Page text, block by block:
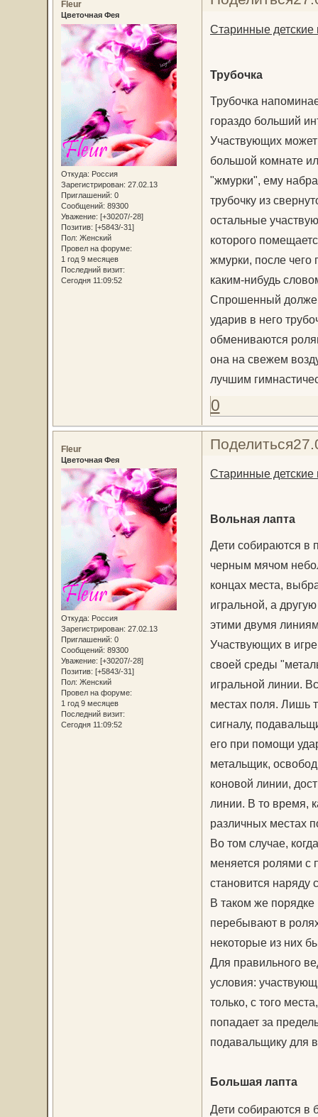
Fleur
Цветочная Фея
Откуда: Россия
Зарегистрирован: 27.02.13
Приглашений: 0
Сообщений: 89300
Уважение: [+30207/-28]
Позитив: [+5843/-31]
Пол: Женский
Провел на форуме:
1 год 9 месяцев
Последний визит:
Сегодня 11:09:52
Старинные детские
Трубочка
Трубочка
гораздо больший
Участвующих может
большой комнате
"жмурки", ему
трубочку из
остальные
которого
жмурки, после чего
каким-нибудь
Спрошенный должен
ударив в него
обмениваются
она на свежем
лучшим
0
Поделиться
Fleur
Цветочная Фея
Откуда: Россия
Зарегистрирован: 27.02.13
Приглашений: 0
Сообщений: 89300
Уважение: [+30207/-28]
Позитив: [+5843/-31]
Пол: Женский
Провел на форуме:
1 год 9 месяцев
Последний визит:
Сегодня 11:09:52
Старинные детские
Вольная лапта
Дети собираются в
черным мячом
концах места,
игральной, а
этими двумя
Участвующих в
своей среды
игральной линии.
местах поля. Лишь
сигналу,
его при помощи
метальщик,
коновой линии,
линии. В то время,
различных местах
Во том случае,
меняется ролями с
становится наряду
В таком же
перебывают в
некоторые из них
Для правильного
условия:
только, с того
попадает за
подавальщику для
Большая лапта
Дети собираются в